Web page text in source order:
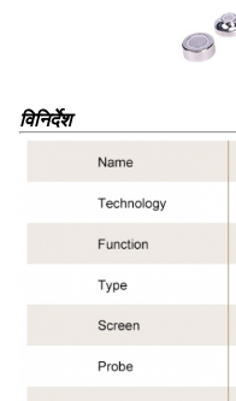
विनिर्देश